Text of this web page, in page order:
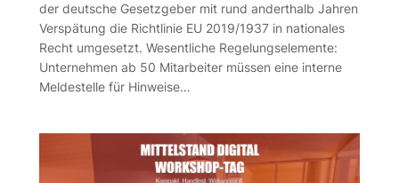
der deutsche Gesetzgeber mit rund anderthalb Jahren
Verspätung die Richtlinie EU 2019/1937 in nationales
Recht umgesetzt. Wesentliche Regelungselemente:
Unternehmen ab 50 Mitarbeiter müssen eine interne
Meldestelle für Hinweise…